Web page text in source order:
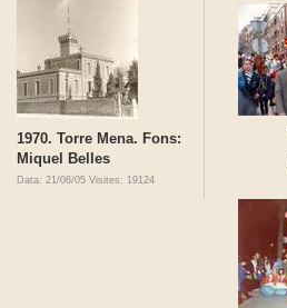
1970. Torre Mena. Fons:
Miquel Belles
Data: 21/06/05 Visites: 19124